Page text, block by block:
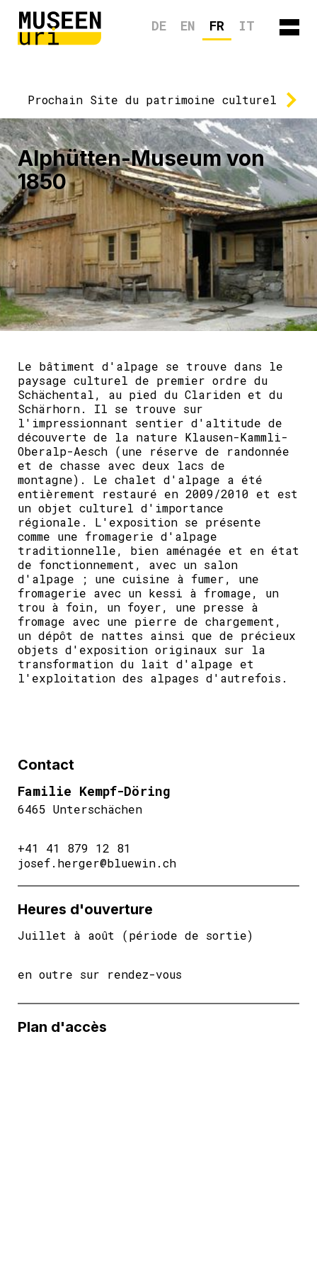
DE EN FR IT
Prochain Site du patrimoine culturel
Alphütten-Museum von
1850
Le bâtiment d'alpage se trouve dans le
paysage culturel de premier ordre du
Schächental, au pied du Clariden et du
Schärhorn. Il se trouve sur
l'impressionnant sentier d'altitude de
découverte de la nature Klausen-Kammli-
Oberalp-Aesch (une réserve de randonnée
et de chasse avec deux lacs de
montagne). Le chalet d'alpage a été
entièrement restauré en 2009/2010 et est
un objet culturel d'importance
régionale. L'exposition se présente
comme une fromagerie d'alpage
traditionnelle, bien aménagée et en état
de fonctionnement, avec un salon
d'alpage ; une cuisine à fumer, une
fromagerie avec un kessi à fromage, un
trou à foin, un foyer, une presse à
fromage avec une pierre de chargement,
un dépôt de nattes ainsi que de précieux
objets d'exposition originaux sur la
transformation du lait d'alpage et
l'exploitation des alpages d'autrefois.
Contact
Familie Kempf-Döring
6465 Unterschächen
+41 41 879 12 81
josef.herger@bluewin.ch
Heures d'ouverture
Juillet à août (période de sortie)
en outre sur rendez-vous
Plan d'accès